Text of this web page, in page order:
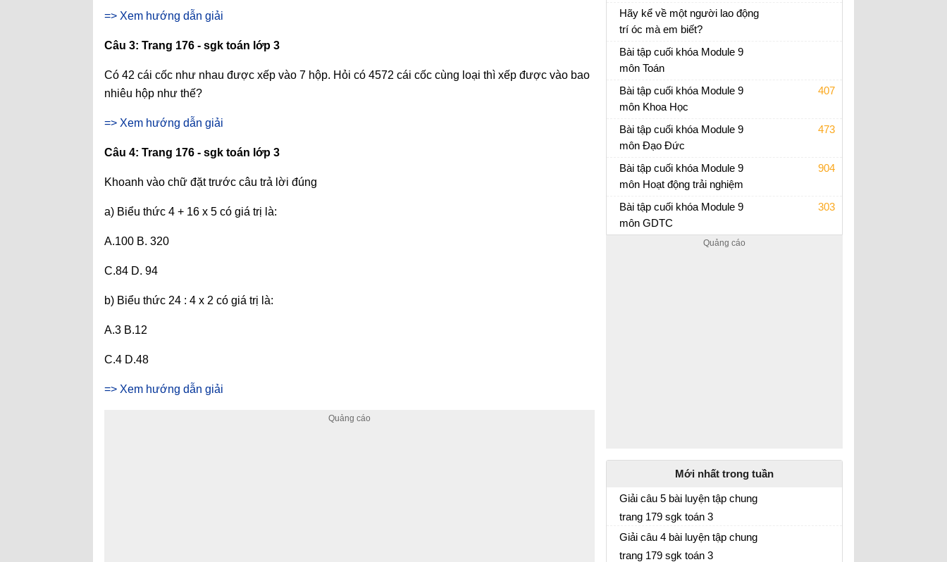
=> Xem hướng dẫn giải
Câu 3: Trang 176 - sgk toán lớp 3
Có 42 cái cốc như nhau được xếp vào 7 hộp. Hỏi có 4572 cái cốc cùng loại thì xếp được vào bao
nhiêu hộp như thế?
=> Xem hướng dẫn giải
Câu 4: Trang 176 - sgk toán lớp 3
Khoanh vào chữ đặt trước câu trả lời đúng
a) Biểu thức 4 + 16 x 5 có giá trị là:
A.100 B. 320
C.84 D. 94
b) Biểu thức 24 : 4 x 2 có giá trị là:
A.3 B.12
C.4 D.48
=> Xem hướng dẫn giải
Đáp án trắc nghiệm Module 9 Tiểu học
Hãy kể về một người lao động
trí óc mà em biết?
Kể về người lao động trí óc lớp 3
Bài tập cuối khóa Module 9
môn Toán
Bài tập cuối khóa Module 9 Tiểu Học
Bài tập cuối khóa Module 9
môn Khoa Học
407
Bài tập cuối khóa Module 9 Tiểu Học
Bài tập cuối khóa Module 9
môn Đạo Đức
473
Bài tập cuối khóa Module 9 Tiểu Học
Bài tập cuối khóa Module 9
môn Hoạt động trải nghiệm
904
Bài tập cuối khóa Module 9 Tiểu Học
Bài tập cuối khóa Module 9
môn GDTC
303
Bài tập cuối khóa Module 9 Tiểu Học
Mới nhất trong tuần
Giải câu 5 bài luyện tập chung
trang 179 sgk toán 3
Giải câu 4 bài luyện tập chung
trang 179 sgk toán 3